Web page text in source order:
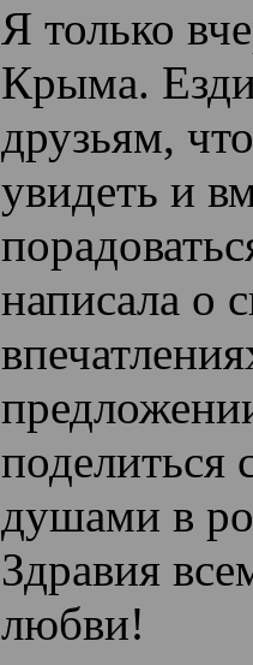
Я только
Крыма.
друзьям,
увидеть и
написала о
поделиться
душами в
Здравия
любви!